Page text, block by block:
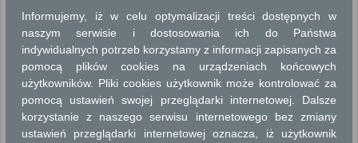
PLANOWANIE PRZESTRZENNE
WYDANIE DECYZJI O USTALENIU LOKALIZACJI INWESTYCJI CELU
PUBLICZNEGO
Wydanie decyzji o ustaleniu lokalizacji inwestycji celu publicznego
WYDANIE DECYZJI O WARUNKACH ZABUDOWY
ZAŚWIADCZENIE DOTYCZĄCE MPZP OBOWIĄZUJĄCEGO do 31 grudnia
Informujemy, iż w celu optymalizacji treści dostępnych w
naszym serwisie i dostosowania ich do Państwa
indywidualnych potrzeb korzystamy z informacji zapisanych za
pomocą plików cookies na urządzeniach końcowych
użytkowników. Pliki cookies użytkownik może kontrolować za
pomocą ustawień swojej przeglądarki internetowej. Dalsze
korzystanie z naszego serwisu internetowego bez zmiany
ustawień przeglądarki internetowej oznacza, iż użytkownik